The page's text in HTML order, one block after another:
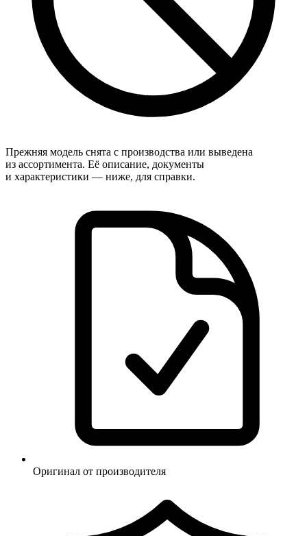
Прежняя модель снята с производства или выведена
из ассортимента. Её описание, документы
и характеристики — ниже, для справки.
Оригинал от производителя